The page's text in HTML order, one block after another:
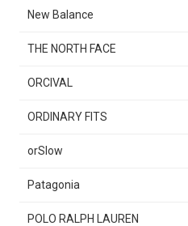
New Balance
THE NORTH FACE
ORCIVAL
ORDINARY FITS
orSlow
Patagonia
POLO RALPH LAUREN